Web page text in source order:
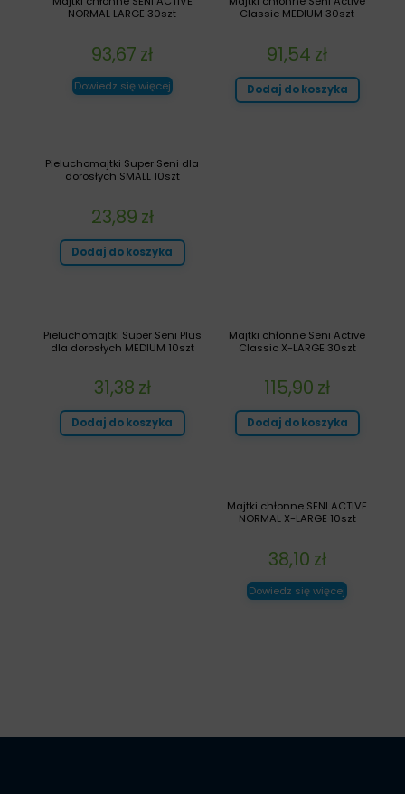
Classic MEDIUM 30szt
91,54 zł
Dodaj do koszyka
NORMAL LARGE 30szt
93,67 zł
Dowiedz się więcej
Pieluchomajtki Super Seni dla
dorosłych SMALL 10szt
23,89 zł
Dodaj do koszyka
Majtki chłonne Seni Active
Classic X-LARGE 30szt
115,90 zł
Dodaj do koszyka
Pieluchomajtki Super Seni Plus
dla dorosłych MEDIUM 10szt
31,38 zł
Dodaj do koszyka
Majtki chłonne SENI ACTIVE
NORMAL X-LARGE 10szt
38,10 zł
Dowiedz się więcej